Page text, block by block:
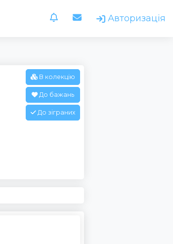
Авторизація
В колекцію
До бажань
До зіграних